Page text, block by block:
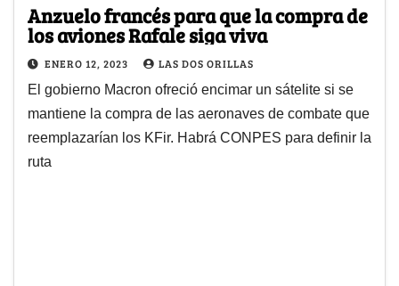
Anzuelo francés para que la compra de
los aviones Rafale siga viva
ENERO 12, 2023 LAS DOS ORILLAS
El gobierno Macron ofreció encimar un sátelite si se
mantiene la compra de las aeronaves de combate que
reemplazarían los KFir. Habrá CONPES para definir la
ruta